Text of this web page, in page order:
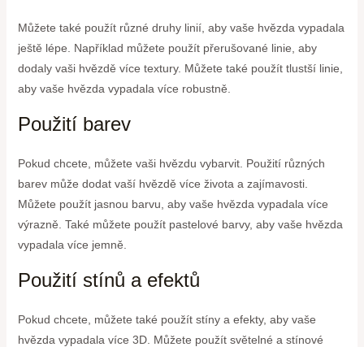
Můžete také použít různé druhy linií, aby vaše hvězda vypadala
ještě lépe. Například můžete použít přerušované linie, aby
dodaly vaši hvězdě více textury. Můžete také použít tlustší linie,
aby vaše hvězda vypadala více robustně.
Použití barev
Pokud chcete, můžete vaši hvězdu vybarvit. Použití různých
barev může dodat vaší hvězdě více života a zajímavosti.
Můžete použít jasnou barvu, aby vaše hvězda vypadala více
výrazně. Také můžete použít pastelové barvy, aby vaše hvězda
vypadala více jemně.
Použití stínů a efektů
Pokud chcete, můžete také použít stíny a efekty, aby vaše
hvězda vypadala více 3D. Můžete použít světelné a stínové